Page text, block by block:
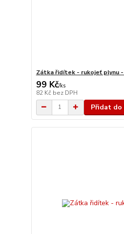
Zátka řidítek - rukojeť plynu
99 Kč/ks
82 Kč bez DPH
Přidat do